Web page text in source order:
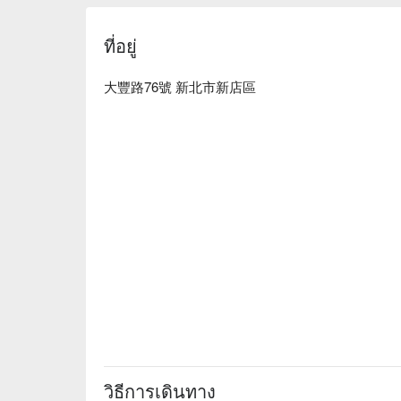
【威士忌滷肉飯】滷肉醇厚，威士忌香氣濃郁
【李氏米酒炒蛋】米酒香氣四溢，蛋滑嫩可口
🍽️ 口碑必點
ที่อยู่
大豐路76號 新北市新店區
วิธีการเดินทาง